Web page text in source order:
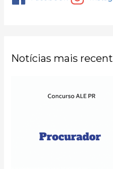
Notícias mais